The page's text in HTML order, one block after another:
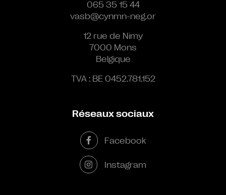
065 35 15 44
vasb@cynmn-neg.or
12 rue de Nimy
7000 Mons
Belgique
TVA : BE 0452.781.152
Réseaux sociaux
Facebook
Instagram